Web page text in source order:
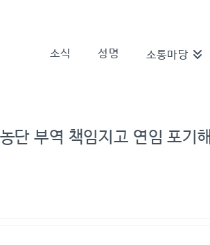
소식 성명 소통마당
단 부역 책임지고 연임 포기해